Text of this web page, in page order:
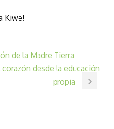
Kiwe!
de la Madre Tierra
desde la educación
propia